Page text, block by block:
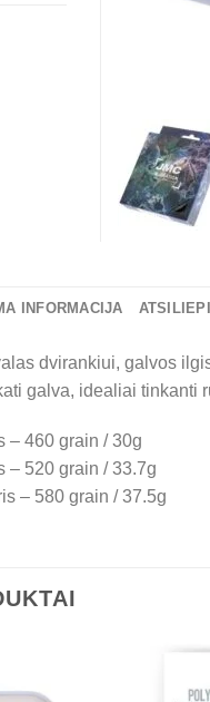
INFORMACIJA
dvirankiui, galvos
galva, idealiai
– 460 grain / 30g
– 520 grain / 33.7g
– 580 grain / 37.5g